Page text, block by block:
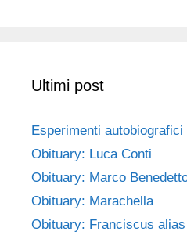
Ultimi post
Esperimenti autobiografici
Obituary: Luca Conti
Obituary: Marco
Obituary: Marachella
Obituary: Franciscus